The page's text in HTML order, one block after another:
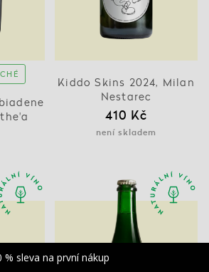
Kiddo Skins 2024, Milan
Nestarec
410 Kč
není skladem
% sleva na první nákup